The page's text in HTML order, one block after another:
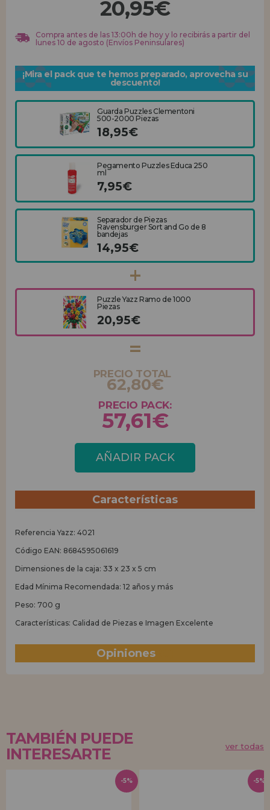
20,95€
Compra antes de las 13:00h de hoy y lo recibirás a partir del
lunes 10 de agosto (Envíos Peninsulares)
¡Mira el pack que te hemos preparado, aprovecha su
descuento!
Guarda Puzzles Clementoni
500-2000 Piezas
18,95€
Pegamento Puzzles Educa 250
ml
7,95€
Separador de Piezas
Ravensburger Sort and Go de 8
bandejas
14,95€
Puzzle Yazz Ramo de 1000
Piezas
20,95€
PRECIO TOTAL
62,80€
PRECIO PACK:
57,61€
AÑADIR PACK
Características
Referencia Yazz: 4021
Código EAN: 8684595061619
Dimensiones de la caja: 33 x 23 x 5 cm
Edad Mínima Recomendada: 12 años y más
Peso: 700 g
Características: Calidad de Piezas e Imagen Excelente
Opiniones
TAMBIÉN PUEDE
INTERESARTE
ver todas
-5% -5%